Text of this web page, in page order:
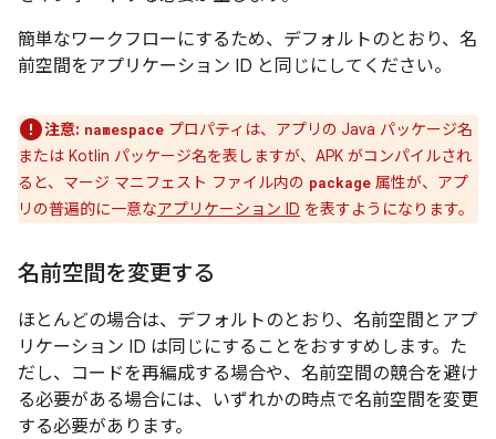
簡単なワークフローにするため、デフォルトのとおり、名
前空間をアプリケーション ID と同じにしてください。
注意: namespace プロパティは、アプリの Java パッケージ名
または Kotlin パッケージ名を表しますが、APK がコンパイルされ
ると、マージ マニフェスト ファイル内の package 属性が、アプ
リの普遍的に一意なアプリケーション ID を表すようになります。
名前空間を変更する
ほとんどの場合は、デフォルトのとおり、名前空間とアプ
リケーション ID は同じにすることをおすすめします。た
だし、コードを再編成する場合や、名前空間の競合を避け
る必要がある場合には、いずれかの時点で名前空間を変更
する必要があります。